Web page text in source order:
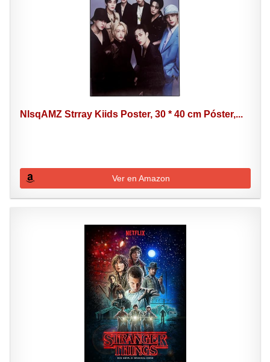
NlsqAMZ Strray Kiids Poster, 30 * 40 cm Póster,...
Ver en Amazon